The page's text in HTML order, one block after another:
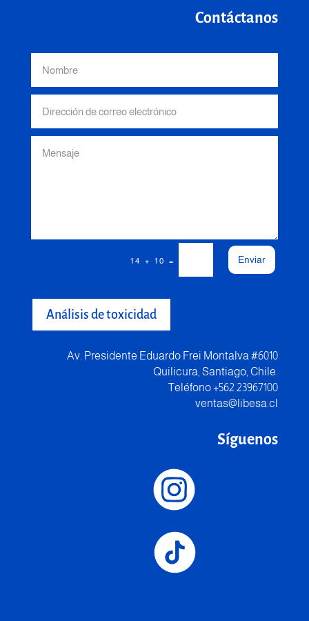
Contáctanos
14 + 10 = Enviar
Análisis de toxicidad
Av. Presidente Eduardo Frei Montalva #6010
Quilicura, Santiago, Chile.
Teléfono +562 23967100
ventas@libesa.cl
Síguenos